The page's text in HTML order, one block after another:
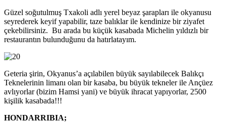
Güzel soğutulmuş Txakoli adlı yerel beyaz şarapları ile okyanusu
seyrederek keyif yapabilir, taze balıklar ile kendinize bir ziyafet
çekebilirsiniz. Bu arada bu küçük kasabada Michelin yıldızlı bir
restaurantın bulunduğunu da hatırlatayım.
Geteria şirin, Okyanus’a açılabilen büyük sayılabilecek Balıkçı
Teknelerinin limanı olan bir kasaba, bu büyük tekneler ile Ançüez
avlıyorlar (bizim Hamsi yani) ve büyük ihracat yapıyorlar, 2500
kişilik kasabada!!!
HONDARRIBIA;